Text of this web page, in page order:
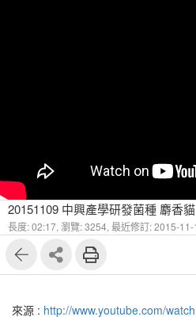
20151109 中興產學研發菌種 麝香
長度: 02:17, 瀏覽: 3254, 最近修訂: 2015-11-
來源 : http://www.youtube.com/